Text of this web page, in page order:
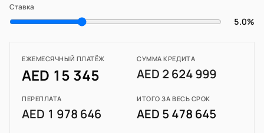
Ставка
5.0%
ЕЖЕМЕСЯЧНЫЙ ПЛАТЁЖ
AED 15 345
СУММА КРЕДИТА
AED 2 624 999
ПЕРЕПЛАТА
AED 1 978 646
ИТОГО ЗА ВЕСЬ СРОК
AED 5 478 645